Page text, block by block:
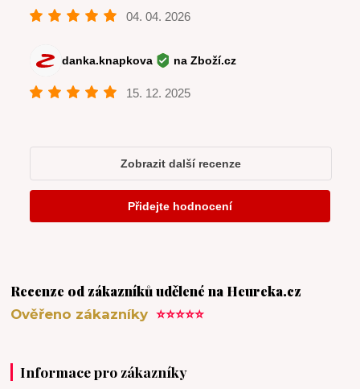
Recenze od zákazníků udělené na Heureka.cz
Ověřeno zákazníky⭐⭐⭐⭐⭐
Informace pro zákazníky